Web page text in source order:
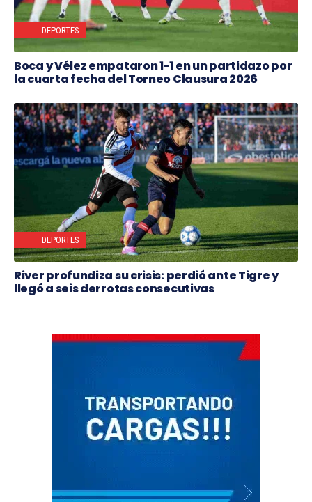
DEPORTES
Boca y Vélez empataron 1-1 en un partidazo por
la cuarta fecha del Torneo Clausura 2026
DEPORTES
River profundiza su crisis: perdió ante Tigre y
llegó a seis derrotas consecutivas